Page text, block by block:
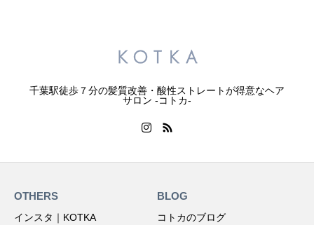
千葉駅徒歩７分の髪質改善・酸性ストレートが得意なヘア
サロン -コトカ-
OTHERS
インスタ｜KOTKA
BLOG
コトカのブログ